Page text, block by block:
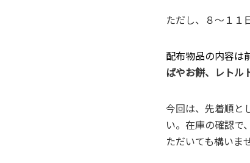
ただし、８～１１
配布物品の内容は
ばやお餅、レトル
今回は、先着順と
い。在庫の確認で
ただいても構いま